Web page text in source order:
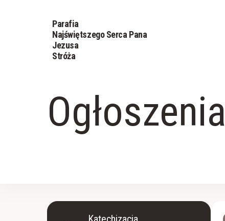
Parafia
Najświętszego Serca Pana
Jezusa
Stróża
Ogłoszenia